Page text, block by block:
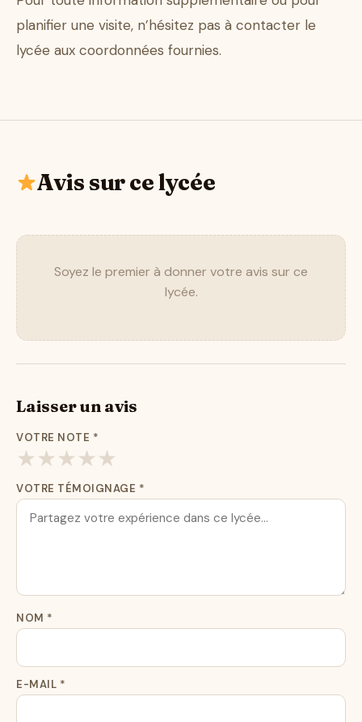
planifier une visite, n’hésitez pas à contacter le
lycée aux coordonnées fournies.
Avis sur ce lycée
Soyez le premier à donner votre avis sur ce
lycée.
Laisser un avis
VOTRE NOTE *
★★★★★
VOTRE TÉMOIGNAGE *
NOM *
E-MAIL *